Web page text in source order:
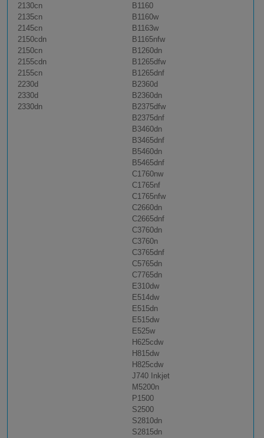
2130cn
2135cn
2145cn
2150cdn
2150cn
2155cdn
2155cn
2230d
2330d
2330dn
B1160
B1160w
B1163w
B1165nfw
B1260dn
B1265dfw
B1265dnf
B2360d
B2360dn
B2375dfw
B2375dnf
B3460dn
B3465dnf
B5460dn
B5465dnf
C1760nw
C1765nf
C1765nfw
C2660dn
C2665dnf
C3760dn
C3760n
C3765dnf
C5765dn
C7765dn
E310dw
E514dw
E515dn
E515dw
E525w
H625cdw
H815dw
H825cdw
J740 Inkjet
M5200n
P1500
S2500
S2810dn
S2815dn